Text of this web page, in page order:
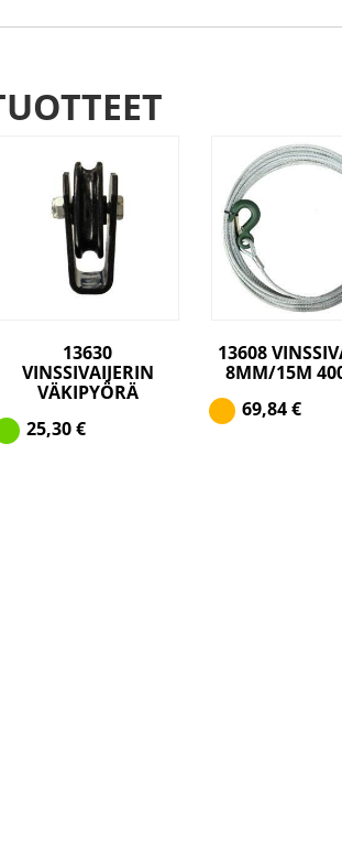
13630
VINSSIVAIJERIN
VÄKIPYÖRÄ
25,30€
13608
8MM/15M
69,84€